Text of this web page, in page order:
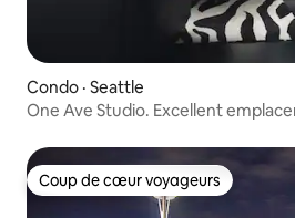
Condo · Seattle
One Ave Studio. Excellent
Coup de cœur voyageurs
Coup de cœur voyageurs